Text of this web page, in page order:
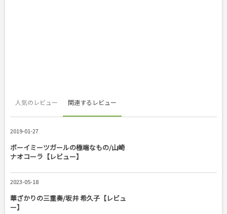
人気のレビュー 関連するレビュー
2019-01-27
ボーイミーツガールの極端なもの/山崎
ナオコーラ【レビュー】
2023-05-18
華ざかりの三重奏/坂井 希久子【レビュ
ー】